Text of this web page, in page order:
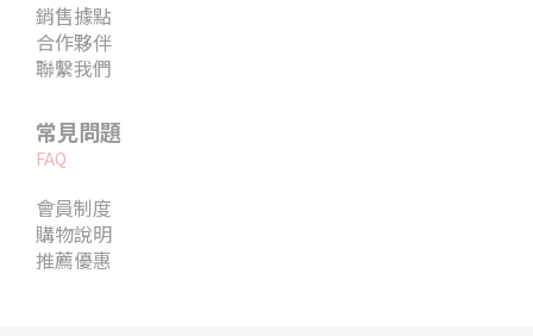
銷售據點
合作夥伴
聯繫我們
常見問題
FAQ
會員制度
購物說明
推薦優惠